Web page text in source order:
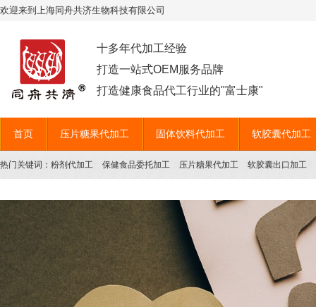
欢迎来到上海同舟共济生物科技有限公司
十多年代加工经验
打造一站式OEM服务品牌
打造健康食品代工行业的"富士康"
首页 压片糖果代加工 固体饮料代加工 软胶囊代加工
热门关键词： 粉剂代加工 保健食品委托加工 压片糖果代加工 软胶囊出口加工